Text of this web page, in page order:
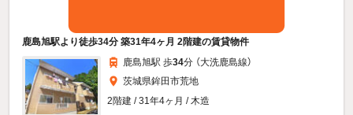
鹿島旭駅より徒歩34分 築31年4ヶ月 2階建の賃貸物件
鹿島旭駅 歩34分 （大洗鹿島線）
茨城県鉾田市荒地
2階建 / 31年4ヶ月 / 木造